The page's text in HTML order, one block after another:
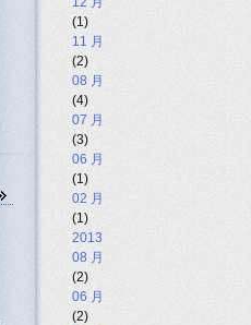
(1)
11 月
(2)
08 月
(4)
07 月
(3)
06 月
(1)
02 月
(1)
2013
08 月
(2)
06 月
(2)